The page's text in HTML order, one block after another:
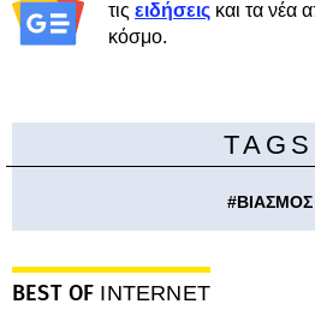
τις ειδήσεις και τα νέα
κόσμο.
TAGS
#ΒΙΑΣΜΟΣ
BEST OF INTERNET